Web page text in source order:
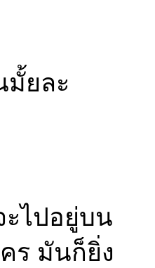
มั้ยละ
ไปอยู่บน
ร มันก็ยิ่ง